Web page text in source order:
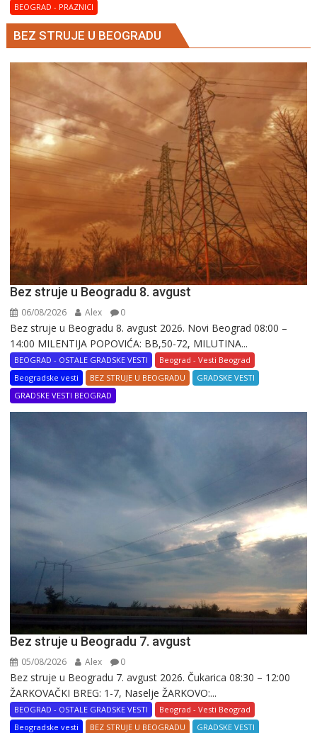
BEOGRAD - PRAZNICI
BEZ STRUJE U BEOGRADU
Bez struje u Beogradu 8. avgust
06/08/2026 Alex 0
Bez struje u Beogradu 8. avgust 2026. Novi Beograd 08:00 –
14:00 MILENTIJA POPOVIĆA: BB,50-72, MILUTINA...
BEOGRAD - OSTALE GRADSKE VESTI
Beograd - Vesti Beograd
Beogradske vesti
BEZ STRUJE U BEOGRADU
GRADSKE VESTI
GRADSKE VESTI BEOGRAD
Bez struje u Beogradu 7. avgust
05/08/2026 Alex 0
Bez struje u Beogradu 7. avgust 2026. Čukarica 08:30 – 12:00
ŽARKOVAČKI BREG: 1-7, Naselje ŽARKOVO:...
BEOGRAD - OSTALE GRADSKE VESTI
Beograd - Vesti Beograd
Beogradske vesti
BEZ STRUJE U BEOGRADU
GRADSKE VESTI